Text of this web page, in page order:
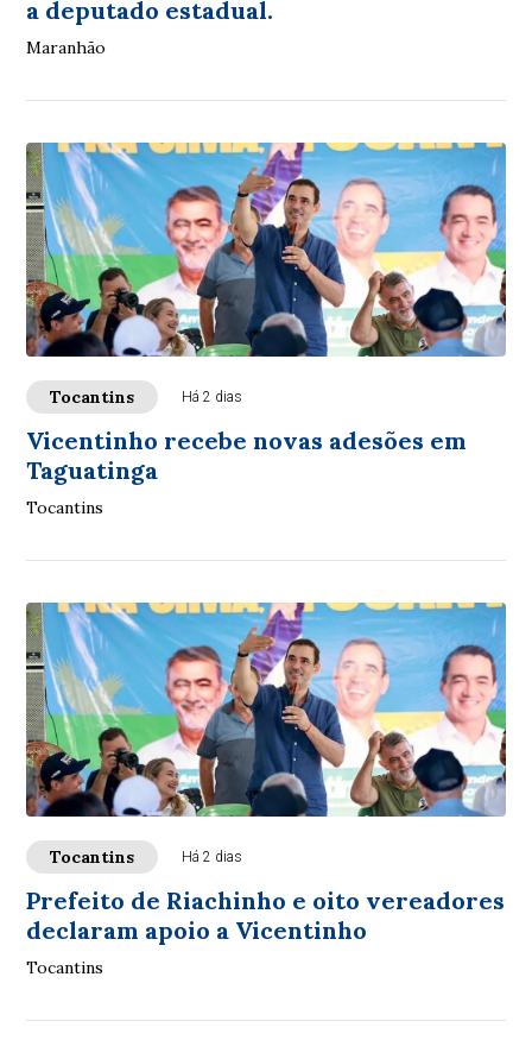
a deputado estadual.
Maranhão
Tocantins Há 2 dias
Vicentinho recebe novas adesões em
Taguatinga
Tocantins
Tocantins Há 2 dias
Prefeito de Riachinho e oito vereadores
declaram apoio a Vicentinho
Tocantins